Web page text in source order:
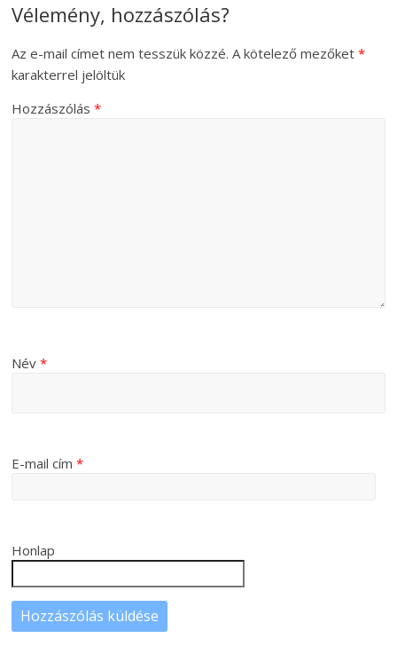
Vélemény, hozzászólás?
Az e-mail címet nem tesszük közzé. A kötelező mezőket*
karakterrel jelöltük
Hozzászólás*
Név*
E-mail cím*
Honlap